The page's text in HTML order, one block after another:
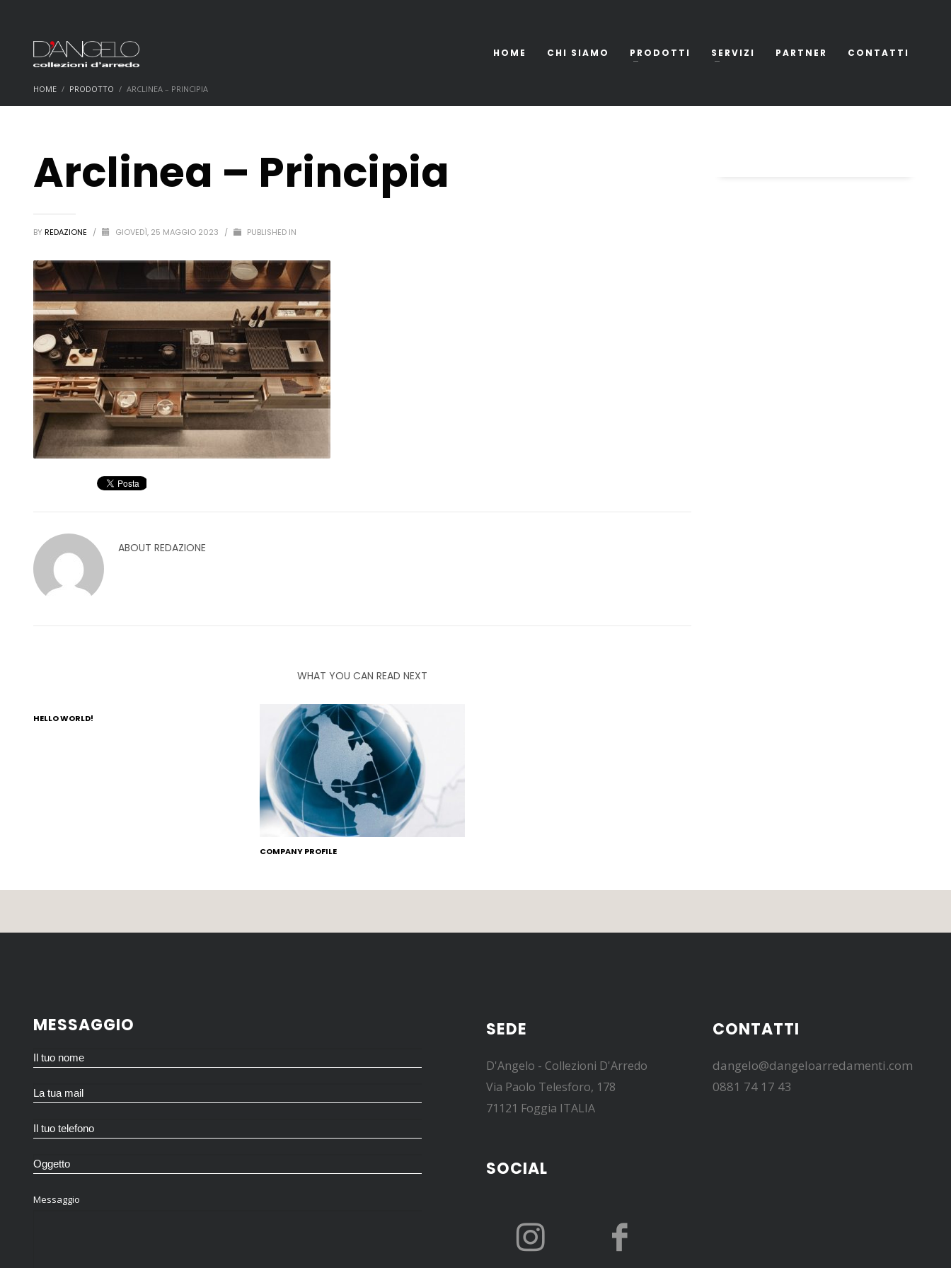
HOME CHI SIAMO PRODOTTI SERVIZI PARTNER CONTATTI
HOME PRODOTTO ARCLINEA – PRINCIPIA
Arclinea – Principia
BY REDAZIONE / GIOVEDÌ, 25 MAGGIO 2023 / PUBLISHED IN
ABOUT REDAZIONE
WHAT YOU CAN READ NEXT
HELLO WORLD!
COMPANY PROFILE
MESSAGGIO
Messaggio
SEDE
D'Angelo - Collezioni D'Arredo
Via Paolo Telesforo, 178
71121 Foggia ITALIA
CONTATTI
dangelo@dangeloarredamenti.com
0881 74 17 43
SOCIAL